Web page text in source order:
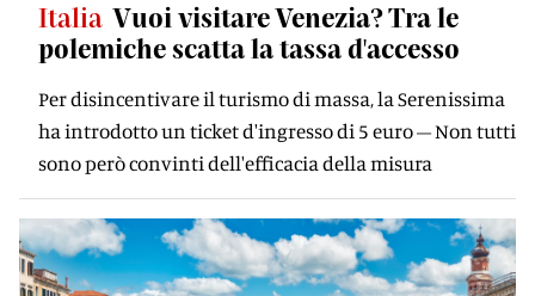
Italia Vuoi visitare Venezia? Tra le
polemiche scatta la tassa d'accesso
Per disincentivare il turismo di massa, la Serenissima
ha introdotto un ticket d'ingresso di 5 euro – Non tutti
sono però convinti dell'efficacia della misura